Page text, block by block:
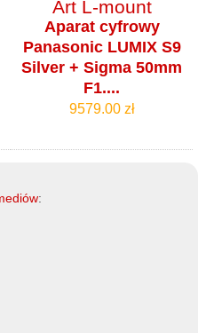
Aparat cyfrowy
Panasonic LUMIX S9
Silver + Sigma 50mm
F1....
9579.00 zł
: